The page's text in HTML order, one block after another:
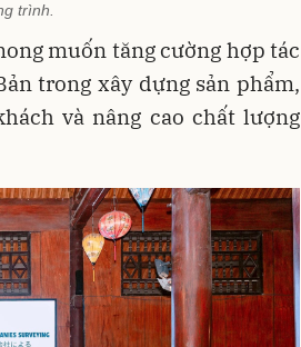
trình.
muốn tăng cường hợp tác
trong xây dựng sản phẩm,
và nâng cao chất lượng